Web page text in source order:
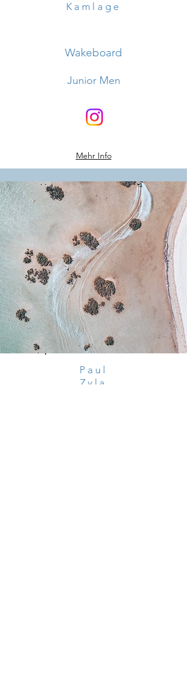
Kamlage
Wakeboard
Junior Men
Mehr Info
Paul
Zyla